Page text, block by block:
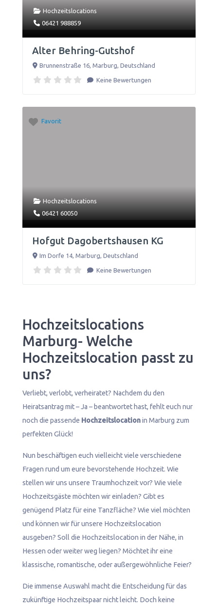
Hochzeitslocations
06421 988859
Alter Behring-Gutshof
Brunnenstraße 16, Marburg, Deutschland
Keine Bewertungen
Favorit
Hochzeitslocations
06421 60050
Hofgut Dagobertshausen KG
Im Dorfe 14, Marburg Deutschland
Keine Bewertungen
Hochzeitslocations
Marburg- Welche
Hochzeitslocation passt zu
uns?
Verliebt, verlobt, verheiratet? Nachdem du den
Heiratsantrag mit – Ja – beantwortet hast, fehlt euch nur
noch die passende Hochzeitslocationin Marburg zum
perfekten Glück!
Nun beschäftigen euch vielleicht viele verschiedene
Fragen rund um eure bevorstehende Hochzeit. Wie
stellen wir uns unsere Traumhochzeit vor? Wie viele
Hochzeitsgäste möchten wir einladen? Gibt es
genügend Platz für eine Tanzfläche? Wie viel möchten
und können wir für unsere Hochzeitslocation
ausgeben? Soll die Hochzeitslocation in der Nähe, in
Hessen oder weiter weg liegen? Möchtet ihr eine
klassische, romantische, oder außergewöhnliche Feier?
Die immense Auswahl macht die Entscheidung für das
zukünftige Hochzeitspaar nicht leicht. Doch keine